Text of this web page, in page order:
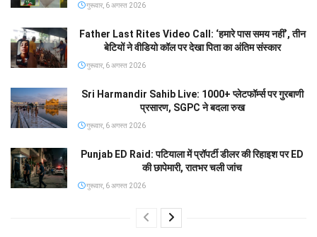
गुरूवार, 6 अगस्त 2026
Father Last Rites Video Call: ‘हमारे पास समय नहीं’, तीन
बेटियों ने वीडियो कॉल पर देखा पिता का अंतिम संस्कार
गुरूवार, 6 अगस्त 2026
Sri Harmandir Sahib Live: 1000+ प्लेटफॉर्म्स पर गुरबाणी
प्रसारण, SGPC ने बदला रुख
गुरूवार, 6 अगस्त 2026
Punjab ED Raid: पटियाला में प्रॉपर्टी डीलर की रिहाइश पर ED
की छापेमारी, रातभर चली जांच
गुरूवार, 6 अगस्त 2026